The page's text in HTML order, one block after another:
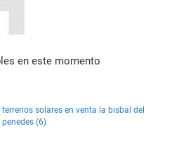
en este momento
terrenos solares en venta la bisbal del
penedes (6)